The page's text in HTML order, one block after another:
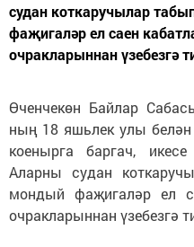
судан коткаручылар
фаҗигаләр ел саен
очракларыннан үзебезгә
Өченчекөн Байлар
ның 18 яшьлек улы белән
коенырга баргач,
Аларны судан
мондый фаҗигаләр ел
очракларыннан үзебезгә